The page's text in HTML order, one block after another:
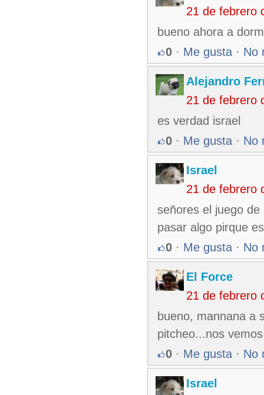
21 de febrero
bueno ahora a
0 · Me gusta · No
Alejandro
21 de febrero
es verdad israel
0 · Me gusta · No
Israel
21 de febrero
señores el juego
pasar algo pirque
0 · Me gusta · No
El Force
21 de febrero
bueno, mannana a
pitcheo...nos
0 · Me gusta · No
Israel